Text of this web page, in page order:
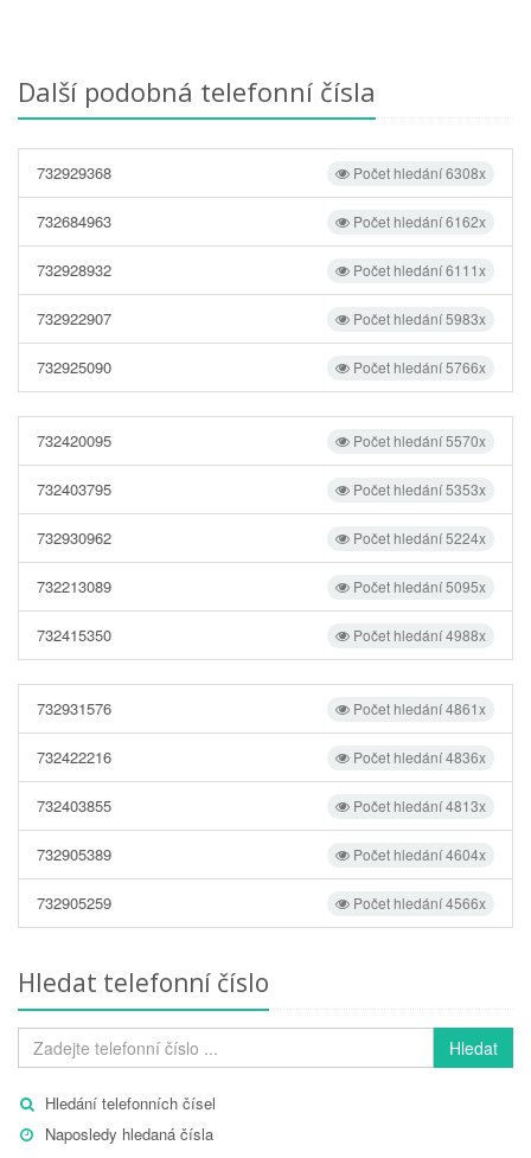
Další podobná telefonní čísla
Počet hledání 6308x
732929368
Počet hledání 6162x
732684963
Počet hledání 6111x
732928932
Počet hledání 5983x
732922907
Počet hledání 5766x
732925090
Počet hledání 5570x
732420095
Počet hledání 5353x
732403795
Počet hledání 5224x
732930962
Počet hledání 5095x
732213089
Počet hledání 4988x
732415350
Počet hledání 4861x
732931576
Počet hledání 4836x
732422216
Počet hledání 4813x
732403855
Počet hledání 4604x
732905389
Počet hledání 4566x
732905259
Hledat telefonní číslo
Hledat
Hledání telefonních čísel
Naposledy hledaná čísla